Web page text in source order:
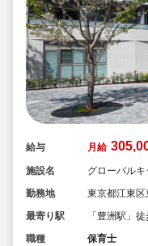
給与 月給
施設名
グローバル
勤務地
東京都江東
最寄り駅
「豊洲駅」
職種
保育士